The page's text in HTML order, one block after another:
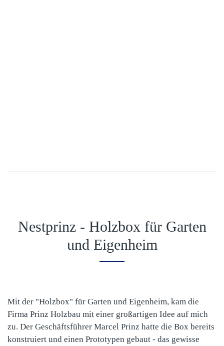
Nestprinz - Holzbox für Garten
und Eigenheim
Mit der "Holzbox" für Garten und Eigenheim, kam die
Firma Prinz Holzbau mit einer großartigen Idee auf mich
zu. Der Geschäftsführer Marcel Prinz hatte die Box bereits
konstruiert und einen Prototypen gebaut - das gewisse